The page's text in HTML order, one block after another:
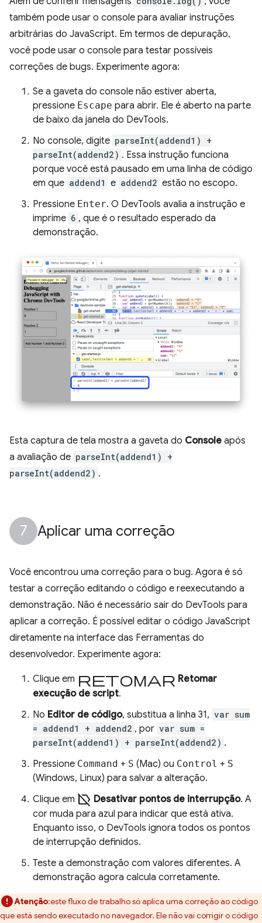
também pode usar o console para avaliar instruções
arbitrárias do JavaScript. Em termos de depuração,
você pode usar o console para testar possíveis
correções de bugs. Experimente agora:
Se a gaveta do console não estiver aberta,
pressione Escape para abrir. Ele é aberto na parte
de baixo da janela do DevTools.
No console, digite parseInt(addend1) +
parseInt(addend2) . Essa instrução funciona
porque você está pausado em uma linha de código
em que addend1 e addend2 estão no escopo.
Pressione Enter. O DevTools avalia a instrução e
imprime 6 , que é o resultado esperado da
demonstração.
Esta captura de tela mostra a gaveta do Console após
a avaliação de parseInt(addend1) +
parseInt(addend2) .
Aplicar uma correção
Você encontrou uma correção para o bug. Agora é só
testar a correção editando o código e reexecutando a
demonstração. Não é necessário sair do DevTools para
aplicar a correção. É possível editar o código JavaScript
diretamente na interface das Ferramentas do
desenvolvedor. Experimente agora:
Clique em retomar Retomar
execução de script.
No Editor de código, substitua a linha 31, var sum
= addend1 + addend2 , por var sum =
parseInt(addend1) + parseInt(addend2) .
Pressione Command + S (Mac) ou Control + S
(Windows, Linux) para salvar a alteração.
Clique em label_off Desativar pontos de interrupção. A
cor muda para azul para indicar que está ativa.
Enquanto isso, o DevTools ignora todos os pontos
de interrupção definidos.
Teste a demonstração com valores diferentes. A
demonstração agora calcula corretamente.
Atenção:este fluxo de trabalho só aplica uma correção ao código
que está sendo executado no navegador. Ele não vai corrigir o código